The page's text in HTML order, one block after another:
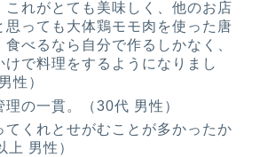
これがとても美味しく、他のお店
思っても大体鶏モモ肉を使った唐
べるなら自分で作るしかなく、
けで料理をするようになりまし
性）
の一貫。（30代 男性）
てくれとせがむことが多かったか
上 男性）